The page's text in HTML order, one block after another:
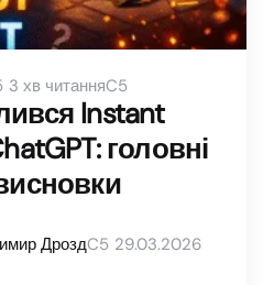
Дрозд 29.03.2026
Instant
головні
3 хв читання